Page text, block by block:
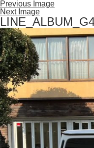
Previous Image
Next Image